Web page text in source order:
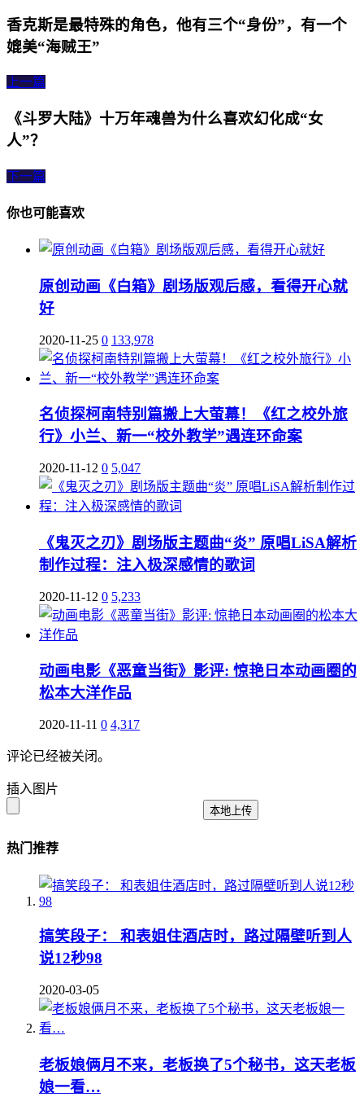
香克斯是最特殊的角色，他有三个“身份”，有一个
媲美“海贼王”
上一篇
《斗罗大陆》十万年魂兽为什么喜欢幻化成“女
人”？
下一篇
你也可能喜欢
原创动画《白箱》剧场版观后感，看得开心就
好
2020-11-25 0 133,978
名侦探柯南特别篇搬上大萤幕！《红之校外旅
行》小兰、新一“校外教学”遇连环命案
2020-11-12 0 5,047
《鬼灭之刃》剧场版主题曲“炎” 原唱LiSA解析
制作过程：注入极深感情的歌词
2020-11-12 0 5,233
动画电影《恶童当街》影评: 惊艳日本动画圈的
松本大洋作品
2020-11-11 0 4,317
评论已经被关闭。
插入图片
本地上传
热门推荐
搞笑段子： 和表姐住酒店时，路过隔壁听到人
说12秒98
2020-03-05
老板娘俩月不来，老板换了5个秘书，这天老板
娘一看…